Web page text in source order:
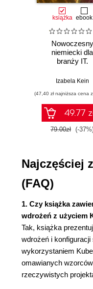
Percentyle
Semantyka
Integralność
Spójność
Kontrola
Część II. Wzorce
3. Wzorzec
przyczepy
Modułowe
Część
topz
Budowanie
przyczepy
książka ebook
Nowoczesny
niemiecki dla
branży IT.
przykłady i
Izabela Kein
(47,40 zł najniższa cena
49.77
79.00zł (-
Najczęściej
(FAQ)
1. Czy książka
wdrożeń z użyciem
Tak, książka
wdrożeń i
wykorzystaniem
omawianych
rzeczywistych